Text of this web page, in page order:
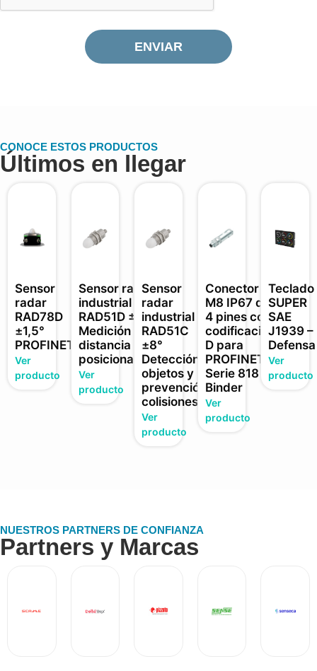
ENVIAR
CONOCE ESTOS PRODUCTOS
Últimos en llegar
Sensor
radar
RAD78D
±1,5°
PROFINET
Ver
producto
Sensor radar
industrial
RAD51D ±3°
Medición
distancia y
posicionamiento
Ver
producto
Sensor
radar
industrial
RAD51C
±8°
Detección
objetos y
prevención
colisiones
Ver
producto
Conector
M8 IP67 de
4 pines con
codificación
D para
PROFINET ·
Serie 818
Binder
Ver
producto
Teclado
SUPER
SAE
J1939 –
Defensa
Ver
producto
NUESTROS PARTNERS DE CONFIANZA
Partners y Marcas